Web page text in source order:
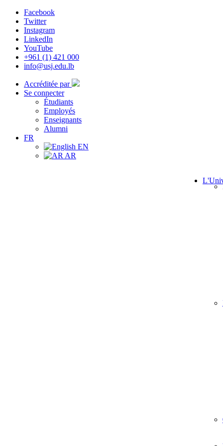
Facebook
Twitter
Instagram
LinkedIn
YouTube
+961 (1) 421 000
info@usj.edu.lb
Accréditée par
Se connecter
Étudiants
Employés
Enseignants
Alumni
FR
EN
AR